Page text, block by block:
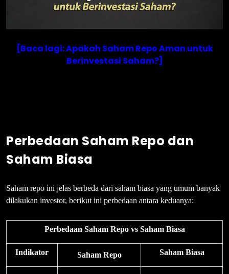
[Baca lagi: Apakah Saham Repo Aman untuk
Berinvestasi Saham?]
Perbedaan Saham Repo dan
Saham Biasa
Saham repo ini jelas berbeda dari saham biasa yang umum banyak
dilakukan investor, berikut ini perbedaan antara keduanya:
Perbedaan Saham Repo vs Saham Biasa
Indikator Saham Repo Saham Biasa